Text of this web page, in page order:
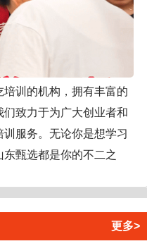
训的机构，拥有丰富的
致力于为广大创业者和
服务。无论你是想学习
甄选都是你的不二之
更多>